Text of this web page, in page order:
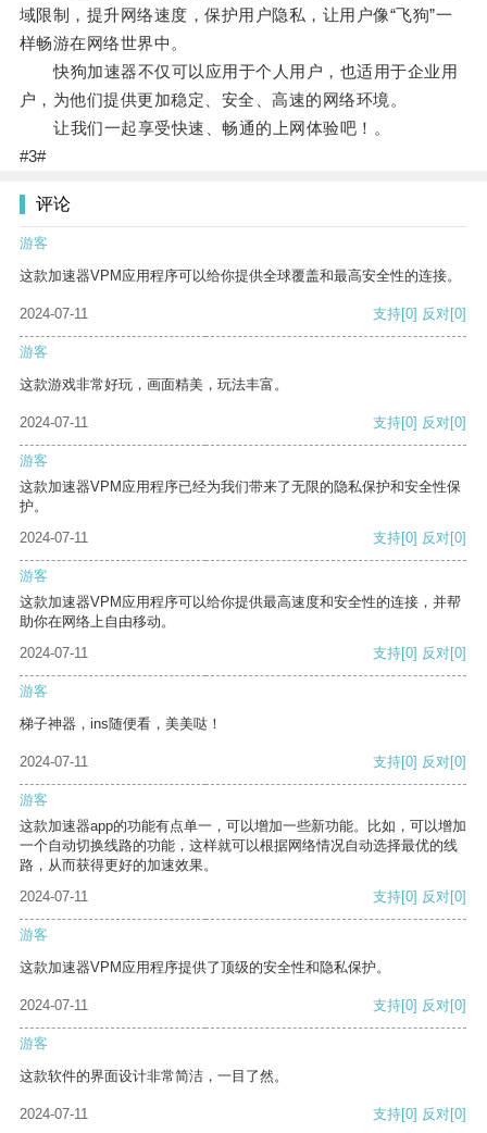
域限制，提升网络速度，保护用户隐私，让用户像“飞狗”一
样畅游在网络世界中。
快狗加速器不仅可以应用于个人用户，也适用于企业用
户，为他们提供更加稳定、安全、高速的网络环境。
让我们一起享受快速、畅通的上网体验吧！。
#3#
评论
游客
这款加速器VPM应用程序可以给你提供全球覆盖和最高安全性的连接。
2024-07-11 支持[0] 反对[0]
游客
这款游戏非常好玩，画面精美，玩法丰富。
2024-07-11 支持[0] 反对[0]
游客
这款加速器VPM应用程序已经为我们带来了无限的隐私保护和安全性保
护。
2024-07-11
支持[0] 反对[0]
游客
这款加速器VPM应用程序可以给你提供最高速度和安全性的连接，并帮
助你在网络上自由移动。
2024-07-11
支持[0] 反对[0]
游客
梯子神器，ins随便看，美美哒！
2024-07-11 支持[0] 反对[0]
游客
这款加速器app的功能有点单一，可以增加一些新功能。比如，可以增加
一个自动切换线路的功能，这样就可以根据网络情况自动选择最优的线
路，从而获得更好的加速效果。
2024-07-11
支持[0] 反对[0]
游客
这款加速器VPM应用程序提供了顶级的安全性和隐私保护。
2024-07-11 支持[0] 反对[0]
游客
这款软件的界面设计非常简洁，一目了然。
2024-07-11 支持[0] 反对[0]